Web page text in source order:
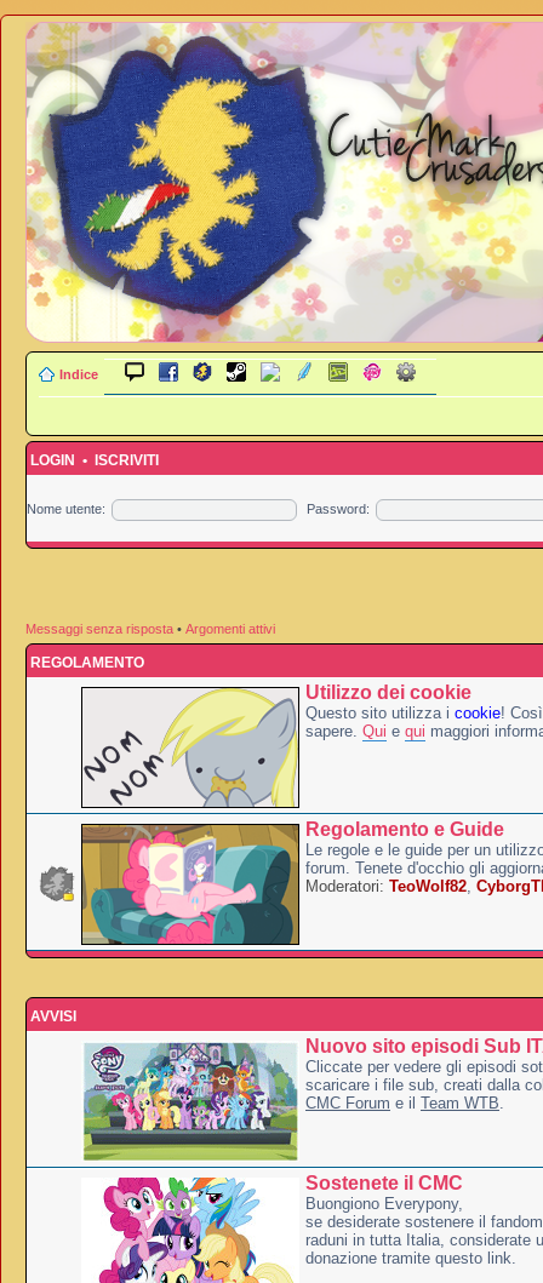
Indice
LOGIN • ISCRIVITI
Nome utente: Password:
Messaggi senza risposta • Argomenti attivi
REGOLAMENTO
Utilizzo dei cookie
Questo sito utilizza i cookie!
sapere. Qui e qui maggiori
Regolamento e Guide
Le regole e le guide per un
forum. Tenete d'occhio gli
Moderatori: TeoWolf82,
AVVISI
Nuovo sito episodi Sub
Cliccate per vedere gli episodi
scaricare i file sub, creati dalla
CMC Forum e il Team WTB.
Sostenete il CMC
Buongiono Everypony,
se desiderate sostenere il
raduni in tutta Italia, considerate
donazione tramite questo link.